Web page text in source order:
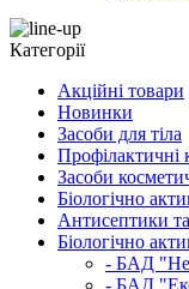
Категорії
Акційні товари
Новинки
Засоби для тіла
Профілактичні
Засоби
Біологічно
Антисептики
Біологічно
- БАД